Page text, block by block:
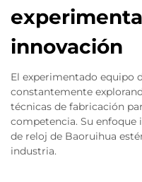
innovación
El experimentado equipo
constantemente
técnicas de fabricación
competencia. Su enfoque
de reloj de Baoruihua
industria.